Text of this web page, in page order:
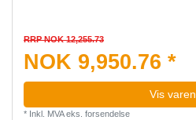
RRP NOK 12,255.73
NOK 9,950.76 *
Vis varen
* Inkl. MVAeks. forsendelse